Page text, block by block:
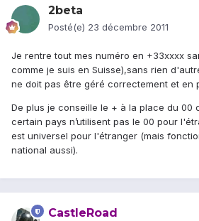
2beta
Posté(e) 23 décembre 2011
Je rentre tout mes numéro en +33xxxx
comme je suis en Suisse),sans rien
ne doit pas être géré correctement et en
De plus je conseille le + à la place du 00
certain pays n’utilisent pas le 00 pour
est universel pour l'étranger (mais
national aussi).
CastleRoad